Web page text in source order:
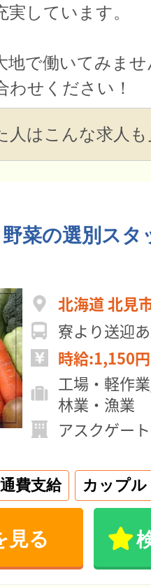
しています。
地で働いてみま
わせください！
人はこんな求人
野菜の選別ス
北海道 北見
寮より送迎
時給:1,150
工場・軽作
林業・漁業
アスクゲー
費支給 カップル
見る